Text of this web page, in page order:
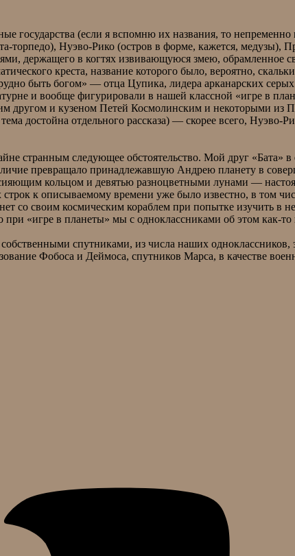
государства (если я вспомню их названия, то
торпедо), Нуэво-Рико (остров в форме, кажется,
держащего в когтях извивающуюся змею,
креста, название которого было, вероятно,
быть богом» — отца Цупика, лидера арканарских
и вообще фигурировали в нашей классной «игре в
другом и кузеном Петей Космолинским и некоторыми
достойна отдельного рассказа) — скорее всего,
странным следующее обстоятельство. Мой друг
превращало принадлежавшую Андрею планету в
сияющим кольцом и девятью разноцветными лунами —
к описываемому времени уже было известно, в том
со своим космическим кораблем при попытке изучить в
«игре в планеты» мы с одноклассниками об этом как-то
спутниками, из числа наших
Фобоса и Деймоса, спутников Марса, в качестве